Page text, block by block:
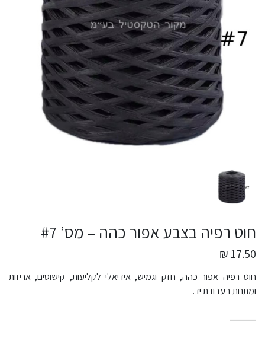
חוט רפיה בצבע אפור כהה – מס’ #7
17.50 ₪
חוט רפיה אפור כהה, חזק וגמיש, אידיאלי לקליעות, קישוטים, אריזות
ומתנות בעבודת יד.
⸻